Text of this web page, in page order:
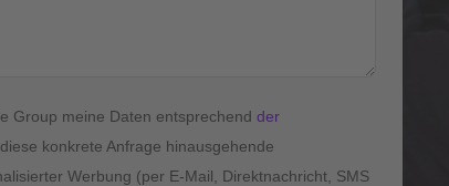
Group meine Daten entsprechendder
konkrete Anfrage hinausgehende
Werbung (per E-Mail, Direktnachricht, SMS